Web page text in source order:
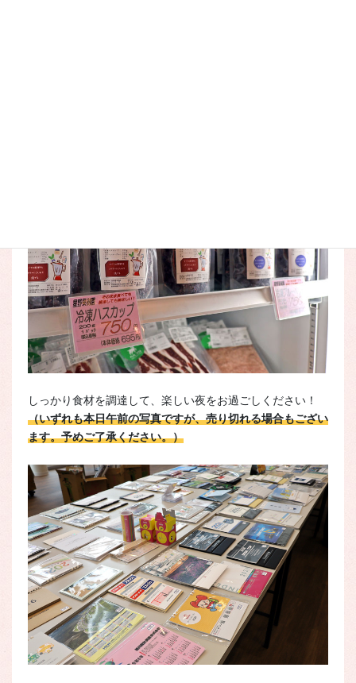
しっかり食材を調達して、楽しい夜をお過ごしください！
（いずれも本日午前の写真ですが、売り切れる場合もござい
ます。予めご了承ください。）